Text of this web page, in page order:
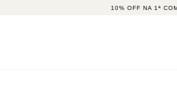
10% OFF NA 1ª COMPRA COM O CUPOM:WELCOME10